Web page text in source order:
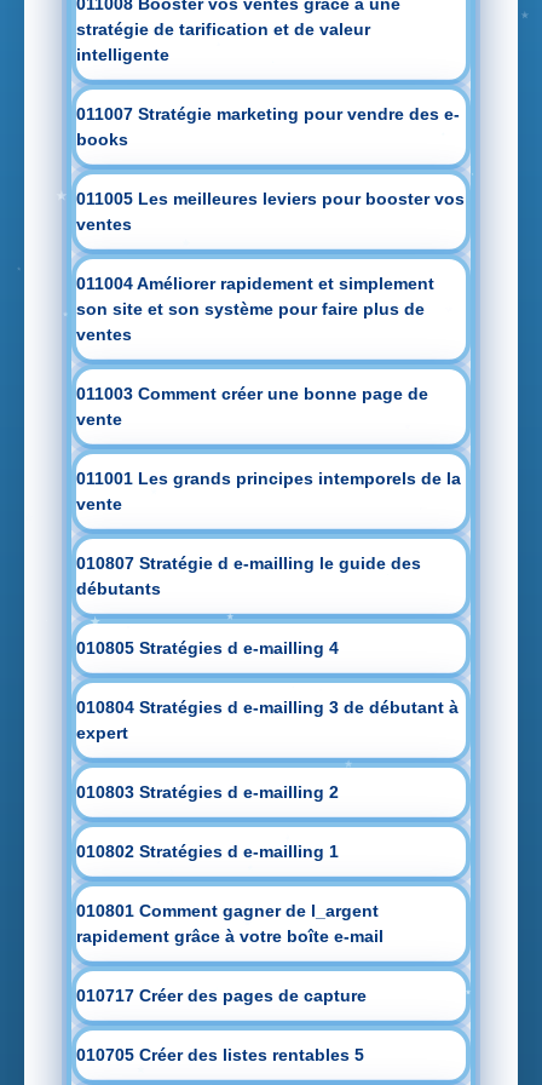
stratégie de tarification et de valeur
intelligente
011007 Stratégie marketing pour vendre des e-
books
011005 Les meilleures leviers pour booster vos
ventes
011004 Améliorer rapidement et simplement
son site et son système pour faire plus de
ventes
011003 Comment créer une bonne page de
vente
011001 Les grands principes intemporels de la
vente
010807 Stratégie d e-mailling le guide des
débutants
010805 Stratégies d e-mailling 4
010804 Stratégies d e-mailling 3 de débutant à
expert
010803 Stratégies d e-mailling 2
010802 Stratégies d e-mailling 1
010801 Comment gagner de l_argent
rapidement grâce à votre boîte e-mail
010717 Créer des pages de capture
010705 Créer des listes rentables 5